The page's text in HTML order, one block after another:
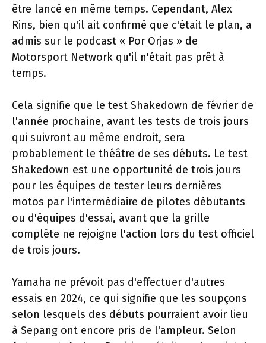
être lancé en même temps. Cependant, Alex
Rins, bien qu'il ait confirmé que c'était le plan, a
admis sur le podcast « Por Orjas » de
Motorsport Network qu'il n'était pas prêt à
temps.
Cela signifie que le test Shakedown de février de
l'année prochaine, avant les tests de trois jours
qui suivront au même endroit, sera
probablement le théâtre de ses débuts. Le test
Shakedown est une opportunité de trois jours
pour les équipes de tester leurs dernières
motos par l'intermédiaire de pilotes débutants
ou d'équipes d'essai, avant que la grille
complète ne rejoigne l'action lors du test officiel
de trois jours.
Yamaha ne prévoit pas d'effectuer d'autres
essais en 2024, ce qui signifie que les soupçons
selon lesquels des débuts pourraient avoir lieu
à Sepang ont encore pris de l'ampleur. Selon